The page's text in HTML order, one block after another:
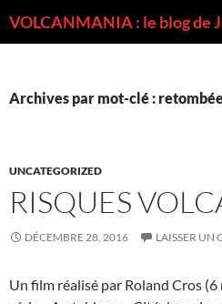
Archives par mot-clé :
UNCATEGORIZED
RISQUES
DÉCEMBRE 28, 2016 LAISSER UN
Un film réalisé par Roland Cros (6